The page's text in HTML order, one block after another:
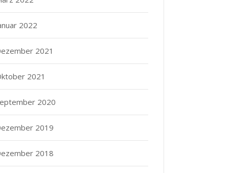
2022
2021
2021
2020
2019
2018